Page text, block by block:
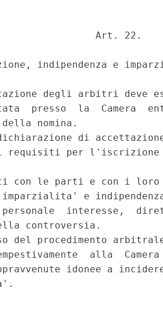
Art. 22.
indipendenza e
degli arbitri deve
presso  la  Camera
della nomina.
di
requisiti per
con le parti e con i
e
interesse,
controversia.
del procedimento
alla
idonee a